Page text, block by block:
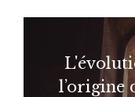
l’origine